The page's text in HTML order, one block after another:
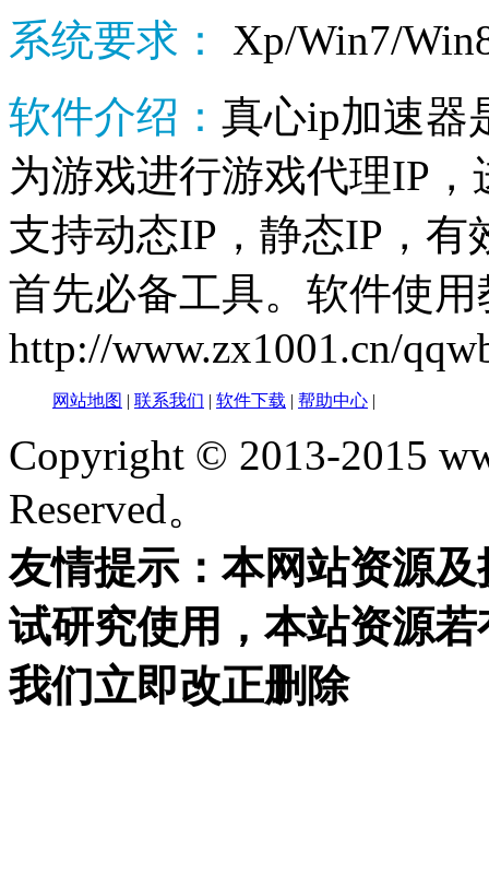
系统要求：
Xp/Win7/
软件介绍： 真心ip加速器
为游戏进行游戏代理IP
支持动态IP，静态IP，
首先必备工具。软件使用
http://www.zx1001.cn/
网站地图 | 联系我们 | 软件下载 | 帮助中心 |
Copyright © 2013-2015
Reserved。
友情提示：本网站资源
试研究使用，本站资源
我们立即改正删除